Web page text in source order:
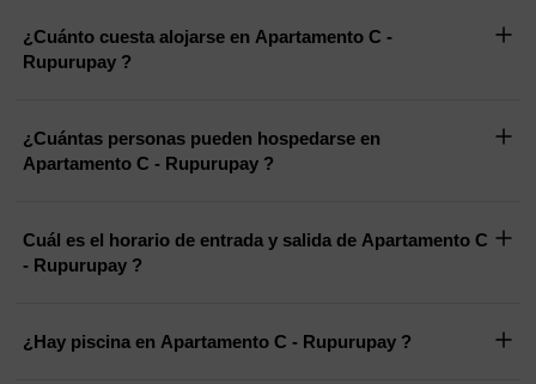
¿Cuánto cuesta alojarse en Apartamento C -
Rupurupay ?
¿Cuántas personas pueden hospedarse en
Apartamento C - Rupurupay ?
Cuál es el horario de entrada y salida de Apartamento C
- Rupurupay ?
¿Hay piscina en Apartamento C - Rupurupay ?